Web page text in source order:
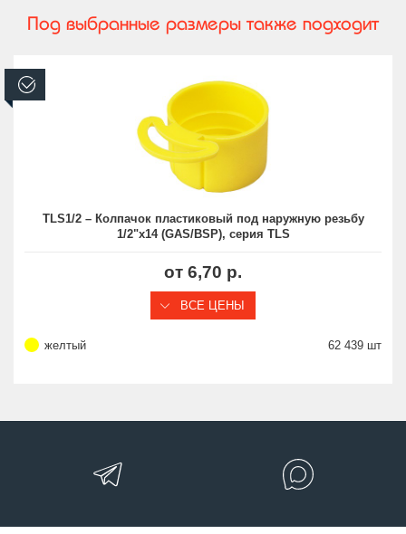
Под выбранные размеры также подходит
TLS1/2 – Колпачок пластиковый под наружную резьбу
1/2"х14 (GAS/BSP), серия TLS
от 6,70 р.
ВСЕ ЦЕНЫ
желтый 62 439 шт